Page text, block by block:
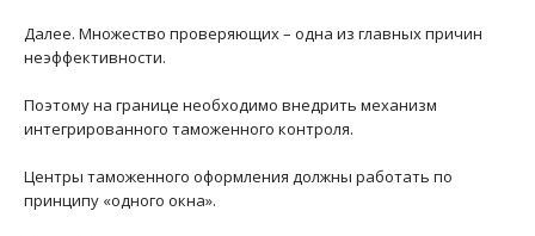
Далее. Множество проверяющих – одна из главных причин
неэффективности.
Поэтому на границе необходимо внедрить механизм
интегрированного таможенного контроля.
Центры таможенного оформления должны работать по
принципу «одного окна».